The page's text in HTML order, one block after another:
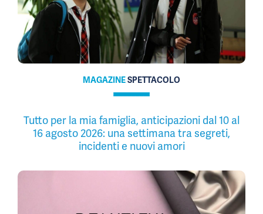
MAGAZINESPETTACOLO
Tutto per la mia famiglia, anticipazioni dal 10 al
16 agosto 2026: una settimana tra segreti,
incidenti e nuovi amori